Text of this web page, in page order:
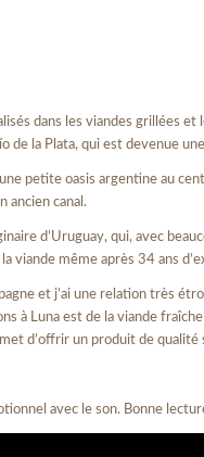
dans les viandes grillées et
la Plata, qui est devenue
petite oasis argentine au
ancien canal.
d’Uruguay, qui, avec
viande même après 34 ans
et j’ai une relation très
à Luna est de la viande
d’offrir un produit de
avec le son. Bonne